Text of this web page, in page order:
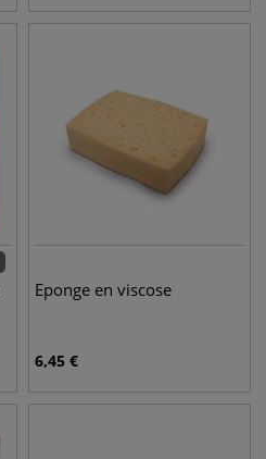
Eponge en viscose
6,45 €